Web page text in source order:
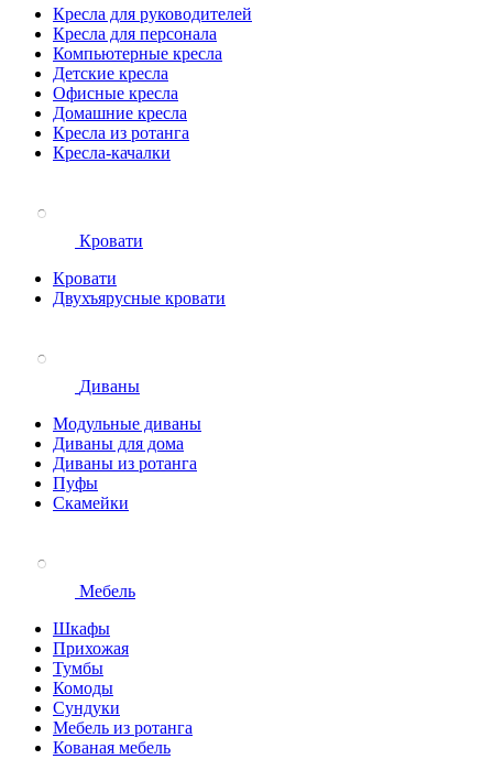
Кресла для руководителей
Кресла для персонала
Компьютерные кресла
Детские кресла
Офисные кресла
Домашние кресла
Кресла из ротанга
Кресла-качалки
Кровати
Кровати
Двухъярусные кровати
Диваны
Модульные диваны
Диваны для дома
Диваны из ротанга
Пуфы
Скамейки
Мебель
Шкафы
Прихожая
Тумбы
Комоды
Сундуки
Мебель из ротанга
Кованая мебель